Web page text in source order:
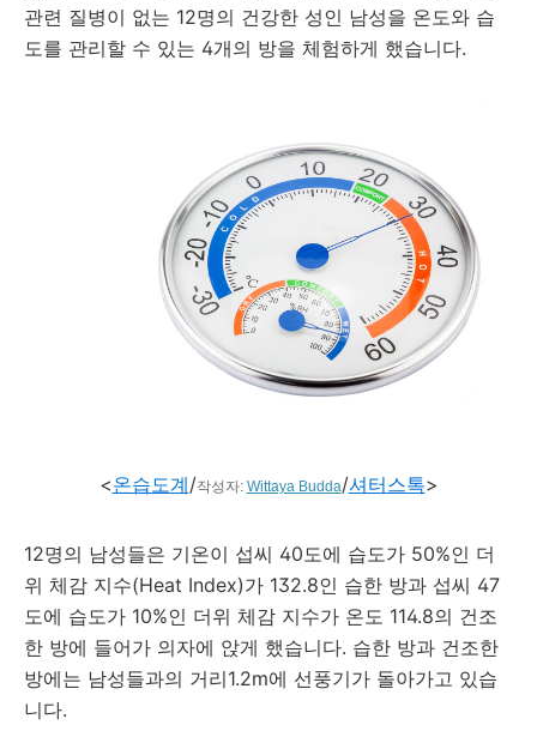
관련 질병이 없는 12명의 건강한 성인 남성을 온도와 습
도를 관리할 수 있는 4개의 방을 체험하게 했습니다.
<온습도계/작성자: Wittaya Budda/셔터스톡>
12명의 남성들은 기온이 섭씨 40도에 습도가 50%인 더
위 체감 지수(Heat Index)가 132.8인 습한 방과 섭씨 47
도에 습도가 10%인 더위 체감 지수가 온도 114.8의 건조
한 방에 들어가 의자에 앉게 했습니다. 습한 방과 건조한
방에는 남성들과의 거리1.2m에 선풍기가 돌아가고 있습
니다.